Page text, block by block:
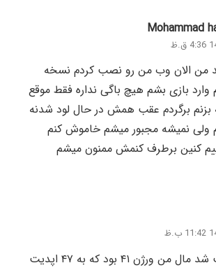
Mohammad
من الان وب من رو نصب کردم نسخه
بازی بشم هیچ باگی نداره فقط موقع
بزنم برگردم عقب همش در حال لود شدنه
ولی نمیشه مجبور میشم خاموش کنم
کنین برطرف کنمش ممنون میشم
بدون مشکل نصب شد مال من ورژن ۴۱ بود که به ۴۷ اپدیت